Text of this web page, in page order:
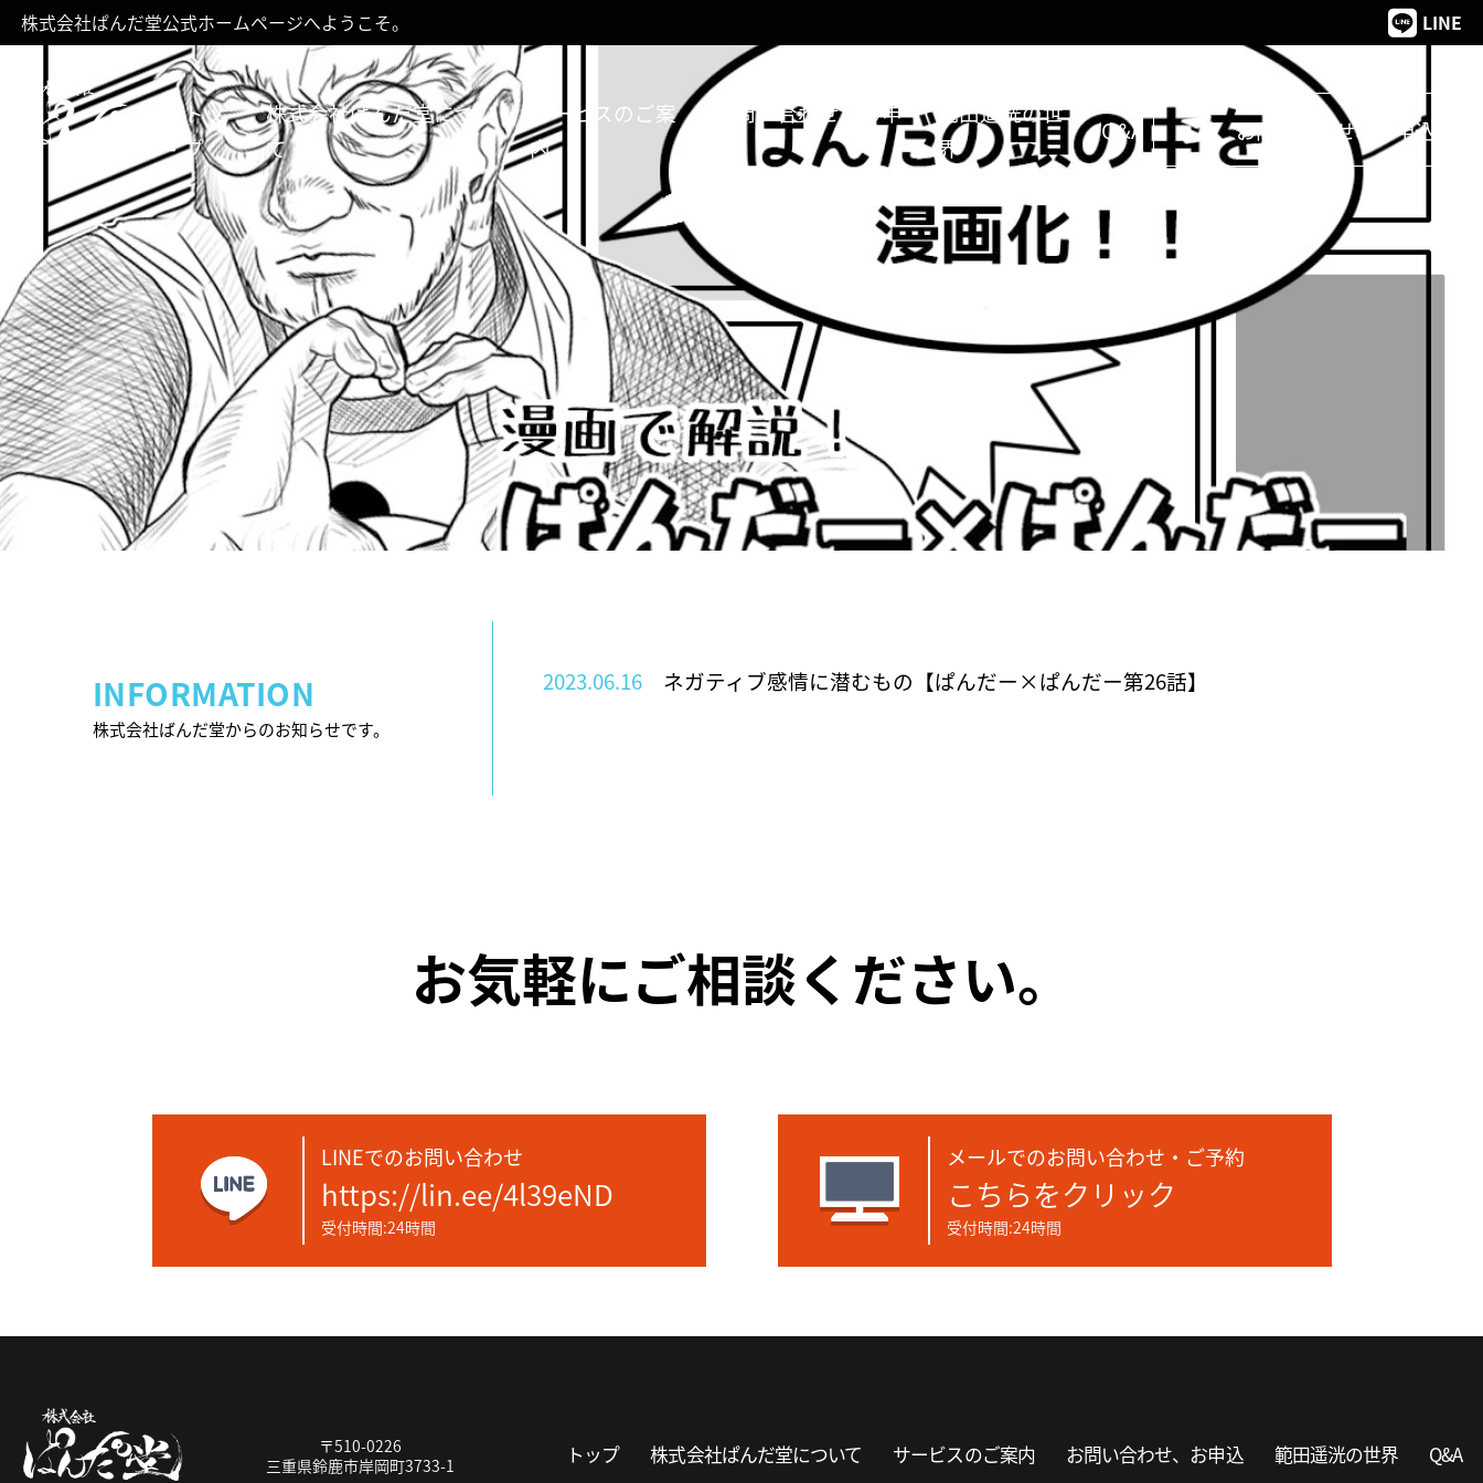
株式会社ぱんだ堂公式ホームページへようこそ。 LINE
トッ
プ
株式会社ぱんだ堂につい
て
サービスのご案
内
お問い合わせ、お申
範田遥洸の世
界
Q&A お問い合わせ、お申込
INFORMATION
株式会社ばんだ堂からのお知らせです。
2023.06.16 ネガティブ感情に潜むもの【ぱんだー×ぱんだー第26話】
お気軽にご相談ください。
LINEでのお問い合わせ
https://lin.ee/4l39eND
受付時間:24時間
メールでのお問い合わせ・ご予約
こちらをクリック
受付時間:24時間
〒510-0226
三重県鈴鹿市岸岡町3733-1
トップ 株式会社ぱんだ堂について サービスのご案内 お問い合わせ、お申込 範田遥洸の世界 Q&A